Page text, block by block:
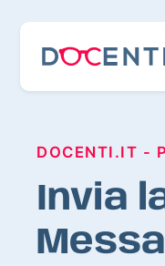
DOCENTI.IT -
Invia